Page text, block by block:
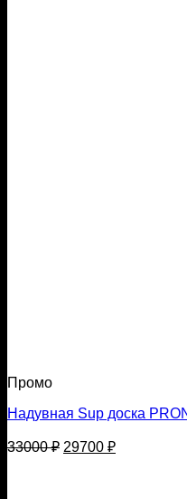
Промо
Надувная Sup доска
33000₽ Первоначальная
29700 ₽Текущая